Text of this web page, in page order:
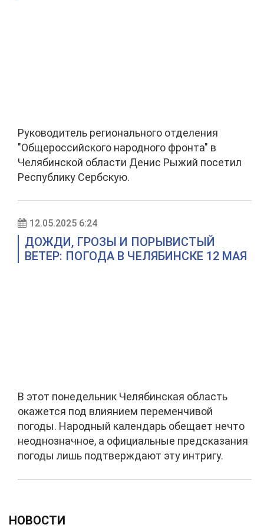
Руководитель регионального отделения
"Общероссийского народного фронта" в
Челябинской области Денис Рыжий посетил
Республику Сербскую.
12.05.2025 6:24
ДОЖДИ, ГРОЗЫ И ПОРЫВИСТЫЙ
ВЕТЕР: ПОГОДА В ЧЕЛЯБИНСКЕ 12 МАЯ
В этот понедельник Челябинская область
окажется под влиянием переменчивой
погоды. Народный календарь обещает нечто
неоднозначное, а официальные предсказания
погоды лишь подтверждают эту интригу.
НОВОСТИ